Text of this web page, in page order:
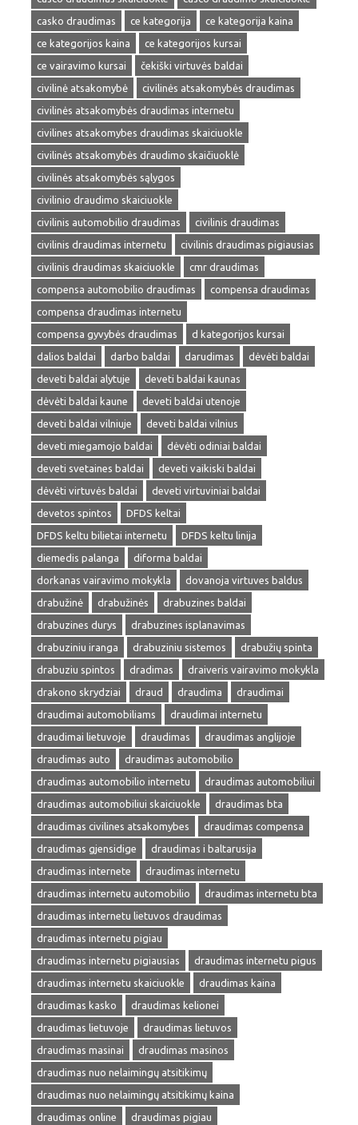
casko draudimas
ce kategorija
ce kategorija kaina
ce kategorijos kaina
ce kategorijos kursai
ce vairavimo kursai
čekiški virtuvės baldai
civilinė atsakomybė
civilinės atsakomybės draudimas
civilinės atsakomybės draudimas internetu
civilines atsakomybes draudimas skaiciuokle
civilinės atsakomybės draudimo skaičiuoklė
civilinės atsakomybės sąlygos
civilinio draudimo skaiciuokle
civilinis automobilio draudimas
civilinis draudimas
civilinis draudimas internetu
civilinis draudimas pigiausias
civilinis draudimas skaiciuokle
cmr draudimas
compensa automobilio draudimas
compensa draudimas
compensa draudimas internetu
compensa gyvybės draudimas
d kategorijos kursai
dalios baldai
darbo baldai darudimas
dėvėti baldai
deveti baldai alytuje
deveti baldai kaunas
dėvėti baldai kaune
deveti baldai utenoje
deveti baldai vilniuje
deveti baldai vilnius
deveti miegamojo baldai
dėvėti odiniai baldai
deveti svetaines baldai
deveti vaikiski baldai
dėvėti virtuvės baldai
deveti virtuviniai baldai
devetos spintos
DFDS keltai
DFDS keltu bilietai internetu
DFDS keltu linija
diemedis palanga
diforma baldai
dorkanas vairavimo mokykla
dovanoja virtuves baldus
drabužinė
drabužinės
drabuzines baldai
drabuzines durys
drabuzines isplanavimas
drabuziniu iranga
drabuziniu sistemos
drabužių spinta
drabuziu spintos
dradimas
draiveris vairavimo mokykla
drakono skrydziai
draud draudima
draudimai
draudimai automobiliams
draudimai internetu
draudimai lietuvoje
draudimas
draudimas anglijoje
draudimas auto
draudimas automobilio
draudimas automobilio internetu
draudimas automobiliui
draudimas automobiliui skaiciuokle
draudimas bta
draudimas civilines atsakomybes
draudimas compensa
draudimas gjensidige
draudimas i baltarusija
draudimas internete
draudimas internetu
draudimas internetu automobilio
draudimas internetu bta
draudimas internetu lietuvos draudimas
draudimas internetu pigiau
draudimas internetu pigiausias
draudimas internetu pigus
draudimas internetu skaiciuokle
draudimas kaina
draudimas kasko
draudimas kelionei
draudimas lietuvoje
draudimas lietuvos
draudimas masinai
draudimas masinos
draudimas nuo nelaimingų atsitikimų
draudimas nuo nelaimingų atsitikimų kaina
draudimas online
draudimas pigiau